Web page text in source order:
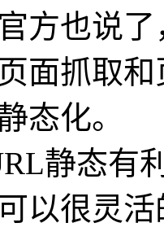
方也说
面抓取
态化。
静态有
以很灵